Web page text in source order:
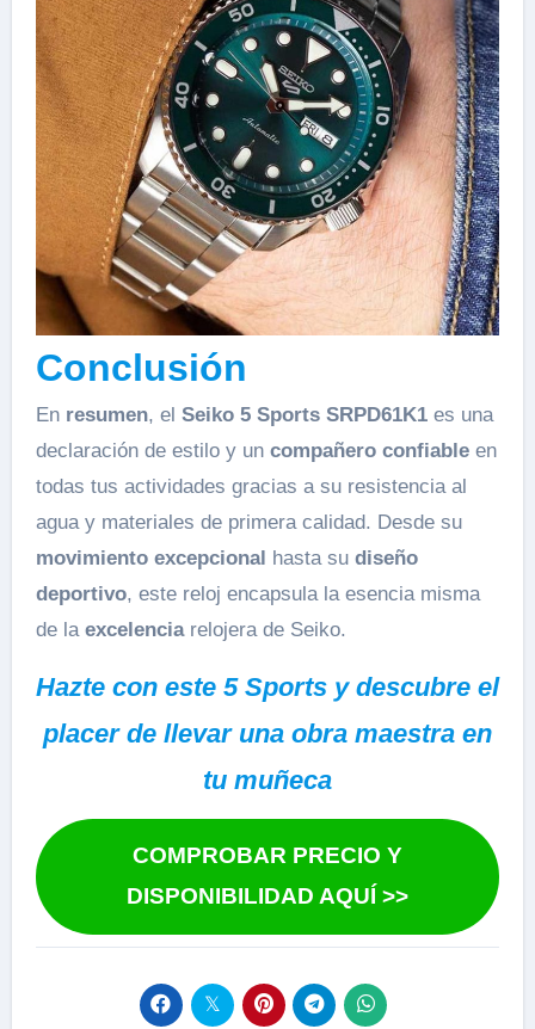
Conclusión
En resumen, el Seiko 5 Sports SRPD61K1es una
declaración de estilo y un compañero confiable en
todas tus actividades gracias a su resistencia al
agua y materiales de primera calidad. Desde su
movimiento excepcional hasta su diseño
deportivo, este reloj encapsula la esencia misma
de la excelenciarelojera de Seiko.
Hazte con este 5 Sports y descubre el
placer de llevar una obra maestra en
tu muñeca
COMPROBAR PRECIO Y
DISPONIBILIDAD AQUÍ >>